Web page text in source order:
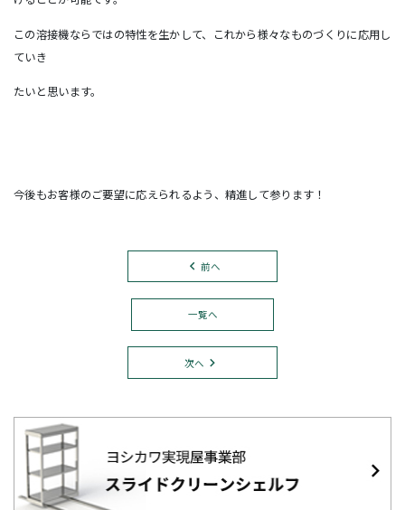
この溶接機ならではの特性を生かして、これから様々なものづくりに応用し
ていき
たいと思います。
今後もお客様のご要望に応えられるよう、精進して参ります！
前へ
一覧へ
次へ